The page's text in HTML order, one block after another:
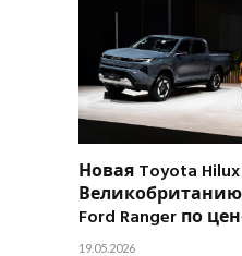
Новая Toyota
Ford Ranger по
19.05.2026